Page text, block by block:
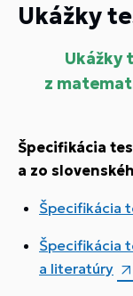
Ukážky
Ukážky
z
Špecifikácia
a zo
Špecifikácia
Špecifikácia
a literatúry